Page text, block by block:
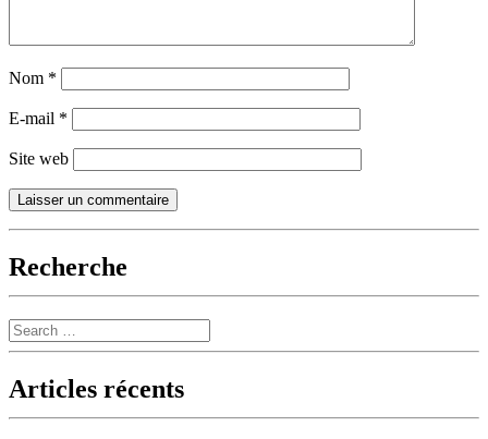
Nom *
E-mail *
Site web
Recherche
Search
Articles récents